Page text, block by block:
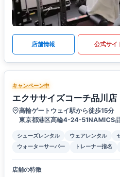
店舗情報 公式サイ
キャンペーン中
エクササイズコーチ品川店
高輪ゲートウェイ駅から徒歩15分
東京都港区高輪4-24-51NAMICS
シューズレンタル ウェアレンタル
ウォーターサーバー
トレーナー指名
店舗の特徴